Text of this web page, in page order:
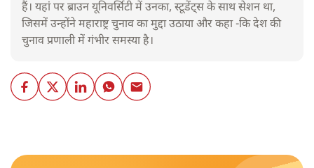
हैं। यहां पर ब्राउन यूनिवर्सिटी में उनका, स्टूडेंट्स के साथ सेशन था,
जिसमें उन्होंने महाराष्ट्र चुनाव का मुद्दा उठाया और कहा -कि देश की
चुनाव प्रणाली में गंभीर समस्या है।